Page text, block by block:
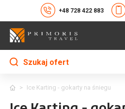
+48 728 422 883
Szukaj ofert
> Ice Karting - gokarty na śniegu